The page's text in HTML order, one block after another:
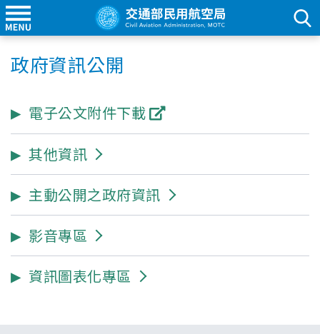
政府資訊公開
電子公文附件下載
其他資訊
主動公開之政府資訊
影音專區
資訊圖表化專區